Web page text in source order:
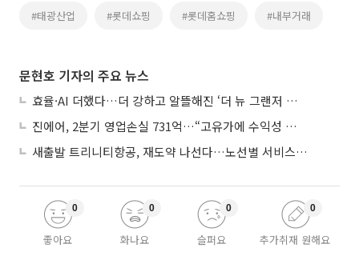
#태광산업 #롯데쇼핑 #롯데홈쇼핑 #내부거래
문현호 기자의 주요 뉴스
효율·AI 더했다…더 강하고 알뜰해진 ‘더 뉴 그랜저 하이브리드’
진에어, 2분기 영업손실 731억…“고유가에 수익성 악화”
새출발 트리니티항공, 재도약 나선다…노선별 서비스 차별화
좋아요
0
화나요
0
슬퍼요
0
추가취재 원해요
0